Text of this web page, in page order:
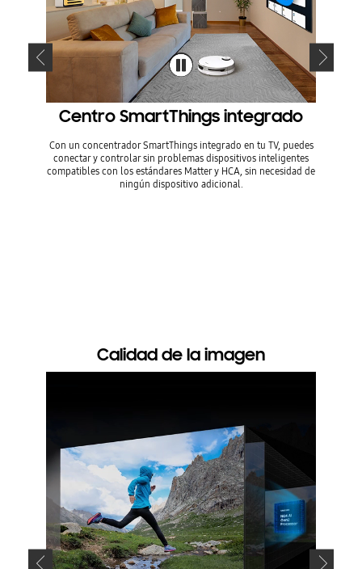
Centro SmartThings integrado
Con un concentrador SmartThings integrado en tu TV, puedes
conectar y controlar sin problemas dispositivos inteligentes
compatibles con los estándares Matter y HCA, sin necesidad de
ningún dispositivo adicional.
Calidad de la imagen